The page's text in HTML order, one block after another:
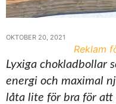
OKTOBER 20, 2021
Reklam
Lyxiga chokladbollar
energi och maximal
låta lite för bra för att